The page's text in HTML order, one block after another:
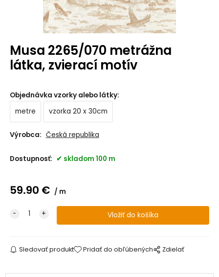
Musa 2265/070 metrážna
látka, zvierací motív
Objednávka vzorky alebo látky:
metre
vzorka 20 x 30cm
Výrobca: Česká republika
Dostupnosť: skladom 100 m
59.90 € m
Sledovať produkt Pridať do obľúbených Zdielať